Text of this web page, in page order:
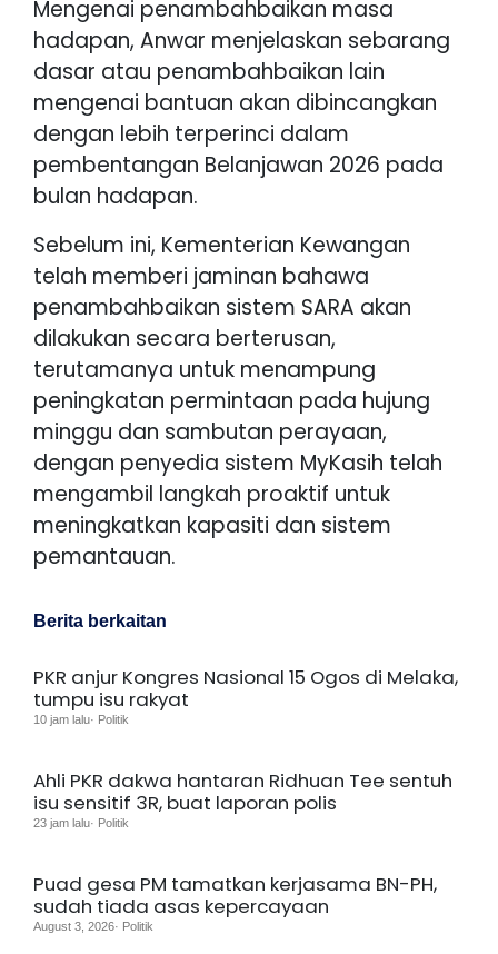
Mengenai penambahbaikan masa
hadapan, Anwar menjelaskan sebarang
dasar atau penambahbaikan lain
mengenai bantuan akan dibincangkan
dengan lebih terperinci dalam
pembentangan Belanjawan 2026 pada
bulan hadapan.
Sebelum ini, Kementerian Kewangan
telah memberi jaminan bahawa
penambahbaikan sistem SARA akan
dilakukan secara berterusan,
terutamanya untuk menampung
peningkatan permintaan pada hujung
minggu dan sambutan perayaan,
dengan penyedia sistem MyKasih telah
mengambil langkah proaktif untuk
meningkatkan kapasiti dan sistem
pemantauan.
Berita berkaitan
PKR anjur Kongres Nasional 15 Ogos di Melaka,
tumpu isu rakyat
10 jam lalu· Politik
Ahli PKR dakwa hantaran Ridhuan Tee sentuh
isu sensitif 3R, buat laporan polis
23 jam lalu· Politik
Puad gesa PM tamatkan kerjasama BN-PH,
sudah tiada asas kepercayaan
August 3, 2026· Politik